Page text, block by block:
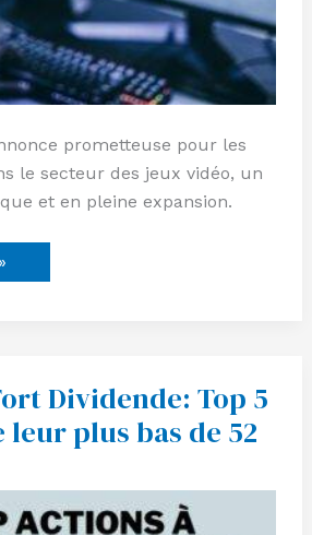
prometteuse pour les
le secteur des jeux vidéo, un
et en pleine expansion.
Dividende: Top 5
leur plus bas de 52